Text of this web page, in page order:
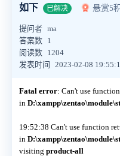
如下
已解决 悬赏5
提问者 ma
答案数 1
阅读数 1204
发表时间
2023-02-08
Fatal error: Can't use
in
19:52:38 Can't use function
in
visiting product-all